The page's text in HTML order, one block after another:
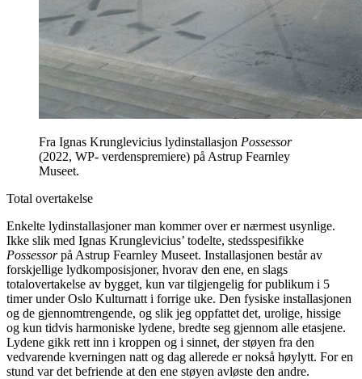
Fra Ignas Krunglevicius lydinstallasjon Possessor
(2022, WP- verdenspremiere) på Astrup Fearnley
Museet.
Total overtakelse
Enkelte lydinstallasjoner man kommer over er nærmest usynlige.
Ikke slik med Ignas Krunglevicius’ todelte, stedsspesifikke
Possessorpå Astrup Fearnley Museet. Installasjonen består av
forskjellige lydkomposisjoner, hvorav den ene, en slags
totalovertakelse av bygget, kun var tilgjengelig for publikum i 5
timer under Oslo Kulturnatt i forrige uke. Den fysiske installasjonen
og de gjennomtrengende, og slik jeg oppfattet det, urolige, hissige
og kun tidvis harmoniske lydene, bredte seg gjennom alle etasjene.
Lydene gikk rett inn i kroppen og i sinnet, der støyen fra den
vedvarende kverningen natt og dag allerede er nokså høylytt. For en
stund var det befriende at den ene støyen avløste den andre.